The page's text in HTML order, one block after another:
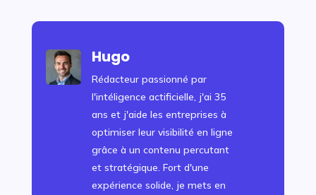
Hugo
Rédacteur passionné par
l'intéligence actificielle, j'ai 35
ans et j'aide les entreprises à
optimiser leur visibilité en ligne
grâce à un contenu percutant
et stratégique. Fort d'une
expérience solide, je mets en